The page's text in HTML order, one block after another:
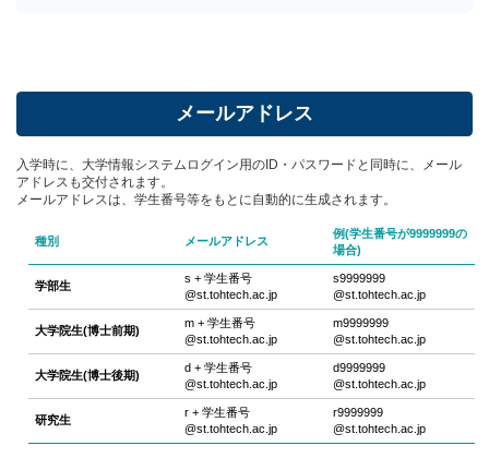
メールアドレス
入学時に、大学情報システムログイン用のID・パスワードと同時に、メール
アドレスも交付されます。
メールアドレスは、学生番号等をもとに自動的に生成されます。
種別 メールアドレス
例(学生番号が9999999の
場合)
学部生
s + 学生番号
@st.tohtech.ac.jp
s9999999
@st.tohtech.ac.jp
大学院生(博士前期)
m + 学生番号
@st.tohtech.ac.jp
m9999999
@st.tohtech.ac.jp
大学院生(博士後期)
d + 学生番号
@st.tohtech.ac.jp
d9999999
@st.tohtech.ac.jp
研究生
r + 学生番号
@st.tohtech.ac.jp
r9999999
@st.tohtech.ac.jp